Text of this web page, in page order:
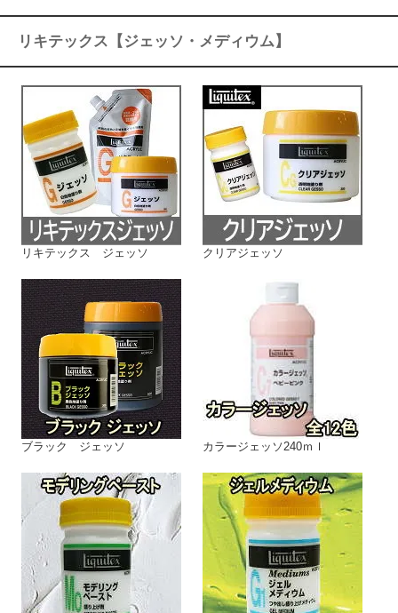
リキテックス【ジェッソ・メディウム】
リキテックス ジェッソ クリアジェッソ
ブラック ジェッソ カラージェッソ240ｍｌ